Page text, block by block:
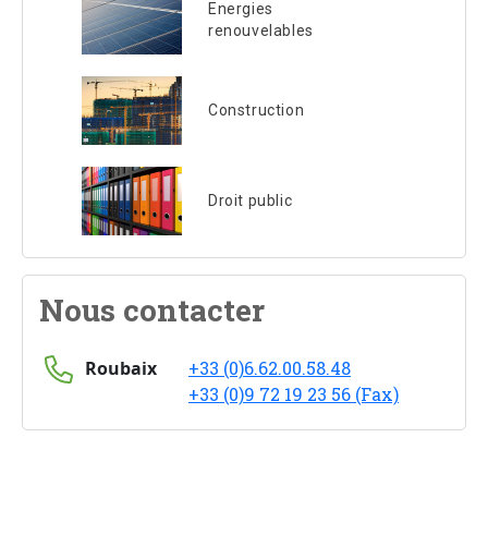
Energies
renouvelables
Construction
Droit public
Nous contacter
Roubaix
+33 (0)6.62.00.58.48
+33 (0)9 72 19 23 56 (Fax)